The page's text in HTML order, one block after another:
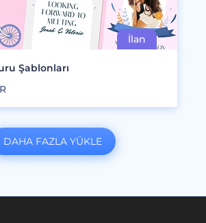
Şablonları
DAHA FAZLA YÜKLE